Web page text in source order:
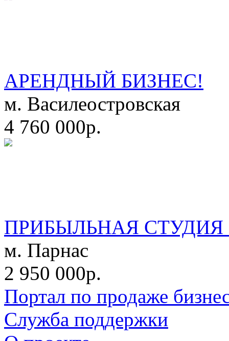
АРЕНДНЫЙ БИЗНЕС!
м. Василеостровская
4 760 000р.
ПРИБЫЛЬНАЯ СТУДИЯ
м. Парнас
2 950 000р.
Портал по продаже
Служба поддержки